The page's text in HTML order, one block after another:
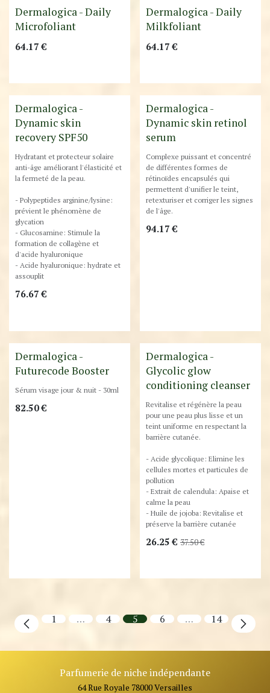
Best-Seller !
Dermalogica - Daily
Microfoliant
64.17 €
Best-Seller !
Dermalogica - Daily
Milkfoliant
64.17 €
Dermalogica -
Dynamic skin
recovery SPF50
Hydratant et protecteur solaire
anti-âge améliorant l'élasticité et
la fermeté de la peau.
- Polypeptides arginine/lysine:
prévient le phénomène de
glycation
- Glucosamine: Stimule la
formation de collagène et
d'acide hyaluronique
- Acide hyaluronique: hydrate et
assouplit
76.67 €
Dermalogica -
Dynamic skin retinol
serum
Complexe puissant et concentré
de différentes formes de
rétinoïdes encapsulés qui
permettent d'unifier le teint,
retexturiser et corriger les signes
de l'âge.
94.17 €
Nouveauté
Dermalogica -
Futurecode Booster
Sérum visage jour & nuit - 30ml
82.50€
Destockage
Dermalogica -
Glycolic glow
conditioning cleanser
Revitalise et régénère la peau
pour une peau plus lisse et un
teint uniforme en respectant la
barrière cutanée.
- Acide glycolique: Elimine les
cellules mortes et particules de
pollution
- Extrait de calendula: Apaise et
calme la peau
- Huile de jojoba: Revitalise et
préserve la barrière cutanée
26.25 € 37.50€
1 … 4 5 6 … 14
Parfumerie de niche indépendante
64 Rue Royale 78000 Versailles